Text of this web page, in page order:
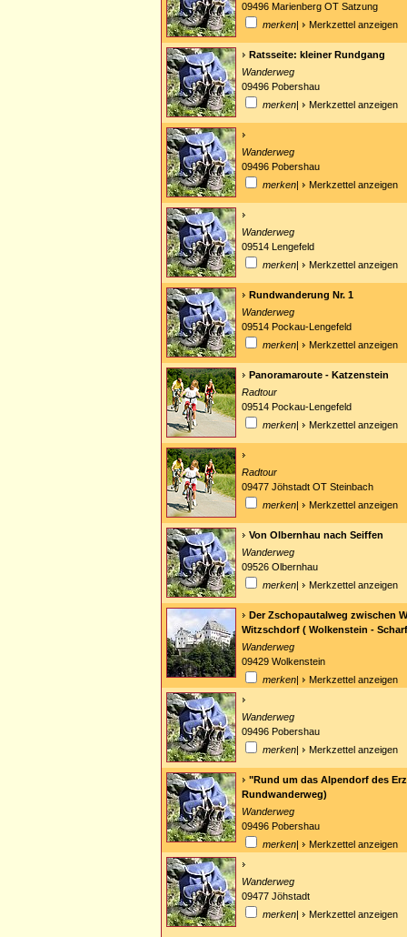
09496 Marienberg OT Satzung
merken| Merkzettel anzeigen
Ratsseite: kleiner Rundgang
Wanderweg
09496 Pobershau
merken| Merkzettel anzeigen
Wanderweg
09496 Pobershau
merken| Merkzettel anzeigen
Wanderweg
09514 Lengefeld
merken| Merkzettel anzeigen
Rundwanderung Nr. 1
Wanderweg
09514 Pockau-Lengefeld
merken| Merkzettel anzeigen
Panoramaroute - Katzenstein
Radtour
09514 Pockau-Lengefeld
merken| Merkzettel anzeigen
Radtour
09477 Jöhstadt OT Steinbach
merken| Merkzettel anzeigen
Von Olbernhau nach Seiffen
Wanderweg
09526 Olbernhau
merken| Merkzettel anzeigen
Der Zschopautalweg zwischen
Witzschdorf ( Wolkenstein -
Wanderweg
09429 Wolkenstein
merken| Merkzettel anzeigen
Wanderweg
09496 Pobershau
merken| Merkzettel anzeigen
"Rund um das Alpendorf des
Rundwanderweg)
Wanderweg
09496 Pobershau
merken| Merkzettel anzeigen
Wanderweg
09477 Jöhstadt
merken| Merkzettel anzeigen